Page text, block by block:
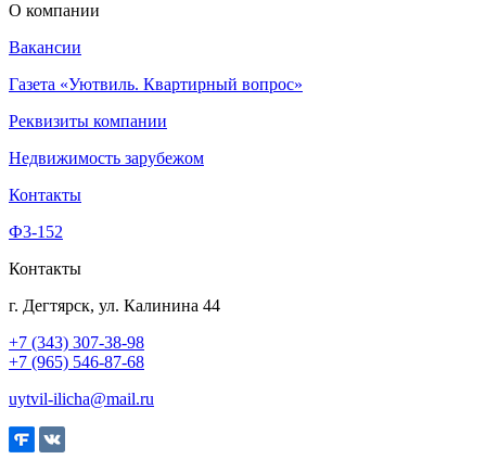
О компании
Вакансии
Газета «Уютвиль. Квартирный вопрос»
Реквизиты компании
Недвижимость зарубежом
Контакты
Ф3-152
Контакты
г. Дегтярск, ул. Калинина 44
+7 (343) 307-38-98
+7 (965) 546-87-68
uytvil-ilicha@mail.ru